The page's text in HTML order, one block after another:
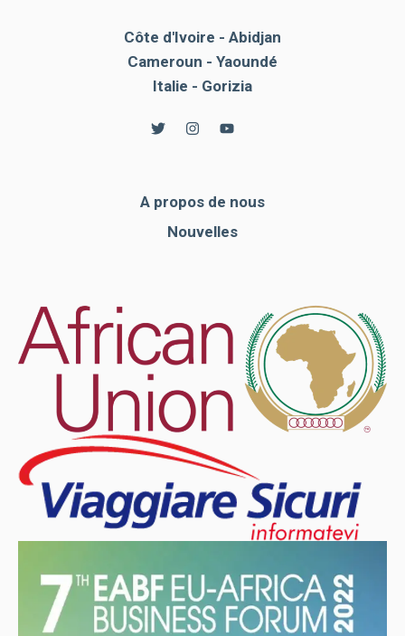
Côte d'Ivoire - Abidjan
Cameroun - Yaoundé
Italie - Gorizia
A propos de nous
Nouvelles